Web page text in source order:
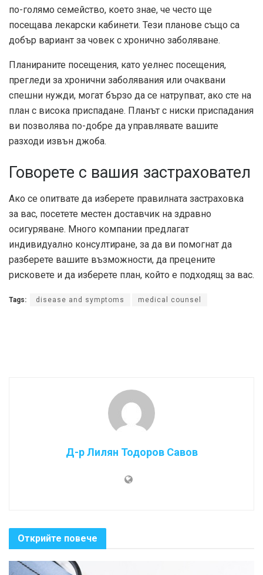
по-голямо семейство, което знае, че често ще
посещава лекарски кабинети. Тези планове също са
добър вариант за човек с хронично заболяване.
Планираните посещения, като уелнес посещения,
прегледи за хронични заболявания или очаквани
спешни нужди, могат бързо да се натрупват, ако сте на
план с висока приспадане. Планът с ниски приспадания
ви позволява по-добре да управлявате вашите
разходи извън джоба.
Говорете с вашия застраховател
Ако се опитвате да изберете правилната застраховка
за вас, посетете местен доставчик на здравно
осигуряване. Много компании предлагат
индивидуално консултиране, за да ви помогнат да
разберете вашите възможности, да прецените
рисковете и да изберете план, който е подходящ за вас.
Tags: disease and symptoms medical counsel
Д-р Лилян Тодоров Савов
Открийте повече